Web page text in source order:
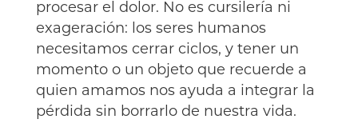
procesar el dolor. No es cursilería ni
exageración: los seres humanos
necesitamos cerrar ciclos, y tener un
momento o un objeto que recuerde a
quien amamos nos ayuda a integrar la
pérdida sin borrarlo de nuestra vida.